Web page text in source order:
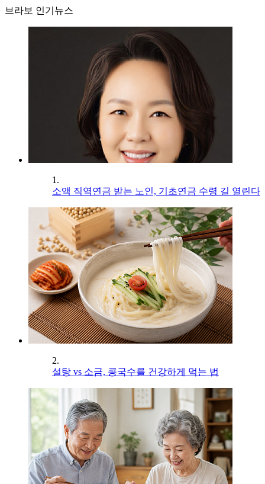
브라보 인기뉴스
1.
소액 직역연금 받는 노인, 기초연금 수령 길 열린다
2.
설탕 vs 소금, 콩국수를 건강하게 먹는 법